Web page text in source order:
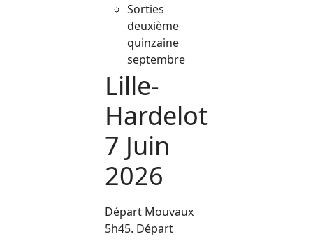
Sorties
deuxième
quinzaine
septembre
Lille-
Hardelot
7 Juin
2026
Départ Mouvaux
5h45. Départ